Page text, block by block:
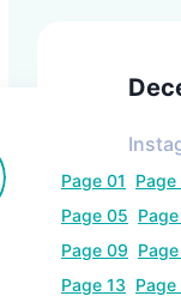
Page 01
Page
Page 05
Page 09
Page 13 Page